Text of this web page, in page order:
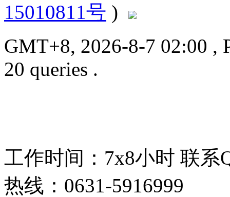
15010811号 )
GMT+8, 2026-8-7 02:00 ,
20 queries .
工作时间：7x8小时 联系
热线：0631-5916999